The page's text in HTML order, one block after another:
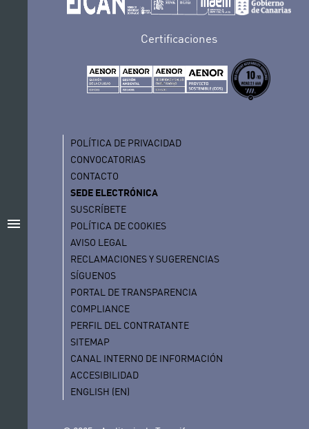
menu
Certificaciones
POLÍTICA DE PRIVACIDAD
CONVOCATORIAS
CONTACTO
SEDE ELECTRÓNICA
SUSCRÍBETE
POLÍTICA DE COOKIES
AVISO LEGAL
RECLAMACIONES Y SUGERENCIAS
SÍGUENOS
PORTAL DE TRANSPARENCIA
COMPLIANCE
PERFIL DEL CONTRATANTE
SITEMAP
CANAL INTERNO DE INFORMACIÓN
ACCESIBILIDAD
ENGLISH (EN)